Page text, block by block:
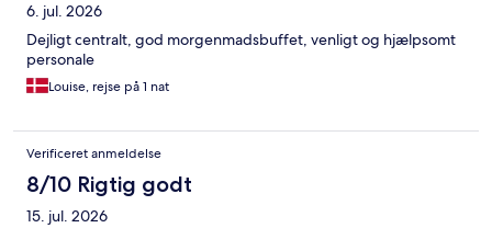
6. jul. 2026
Dejligt centralt, god morgenmadsbuffet, venligt og hjælpsomt
personale
Louise, rejse på 1 nat
Verificeret anmeldelse
8/10 Rigtig godt
15. jul. 2026